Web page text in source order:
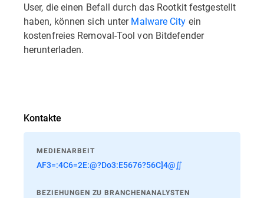
User, die einen Befall durch das Rootkit festgestellt
haben, können sich unterMalware City ein
kostenfreies Removal-Tool von Bitdefender
herunterladen.
Kontakte
MEDIENARBEIT
AF3=:4C6=2E:@?Do3:E5676?56C]4@∬
BEZIEHUNGEN ZU BRANCHENANALYSTEN